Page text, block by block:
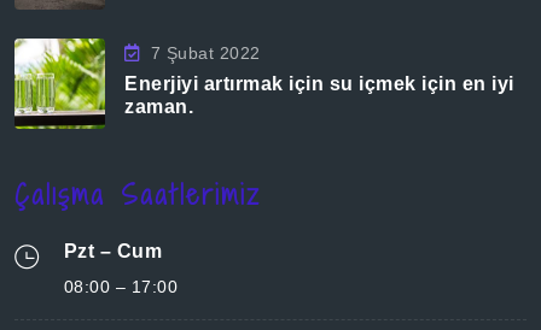
7 Şubat 2022
Enerjiyi artırmak için su içmek için en iyi
zaman.
Çalışma Saatlerimiz
Pzt – Cum
08:00 – 17:00